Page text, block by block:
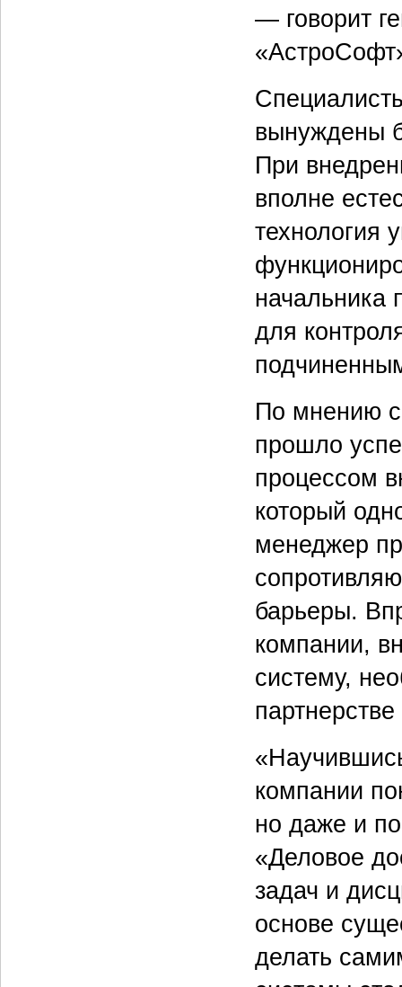
— говорит
вынуждены
При
вполне
технология
начальника
для
По мнению
прошло
процессом
который
менеджер
барьеры.
компании,
систему,
компании
но даже и
«Деловое
задач и
основе
делать